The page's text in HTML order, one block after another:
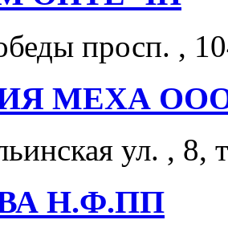
просп. ,
МЕХА
ул. , 8,
Н.Ф.ПП